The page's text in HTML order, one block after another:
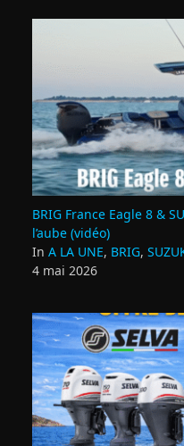
BRIG France Eagle 8 &
l’aube (vidéo)
In A LA UNE, BRIG,
4 mai 2026